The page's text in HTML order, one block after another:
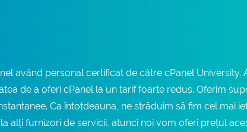
având personal certificat de către cPanel University.
de a oferi cPanel la un tarif foarte redus. Oferim
Ca întotdeauna, ne străduim să fim cel mai
alți furnizori de servicii, atunci noi vom oferi prețul